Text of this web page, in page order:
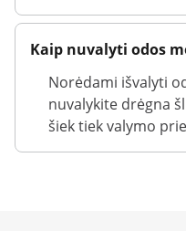
Kaip nuvalyti odos
Norėdami išvalyti
nuvalykite drėgna
šiek tiek valymo